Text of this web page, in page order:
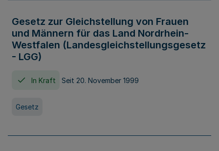
Gesetz zur Gleichstellung von Frauen
und Männern für das Land Nordrhein-
Westfalen (Landesgleichstellungsgesetz
- LGG)
In Kraft Seit 20. November 1999
Gesetz